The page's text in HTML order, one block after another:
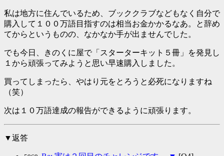
私は地方に住んでいるため、ブッククラブなどもなく自分で
購入して１００万語目指すのは相当お金かかるなあ。と辞め
てからというものの、なかなか手が出ませんでした。
でも今日、きのくに屋で「スターターキット５冊」を発見し
１から頑張ってみようと思い早速購入しました。
買ってしまったら、やはり元をとろうと必死になりますね
（笑）
次は１０万語達成の報告ができるように頑張ります。
▼返答